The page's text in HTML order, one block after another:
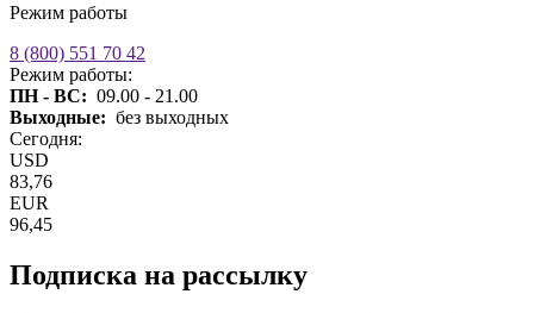
Режим работы
8 (800) 551 70 42
Режим работы:
ПН - ВС: 09.00 - 21.00
Выходные: без выходных
Сегодня:
USD
83,76
EUR
96,45
Подписка на рассылку